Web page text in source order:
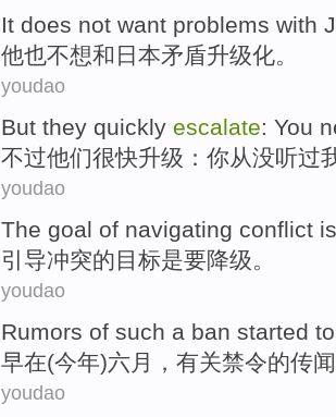
It does not want problems with
他也不想和 日本矛盾升级化。
youdao
But they quickly escalate: You
不过他们很快升级 ： 你从没听过
youdao
The goal of navigating conflict is
引导冲突的目标是要降级。
youdao
Rumors of such a ban started
早在(今年)六月 ， 有关禁令的传闻
youdao